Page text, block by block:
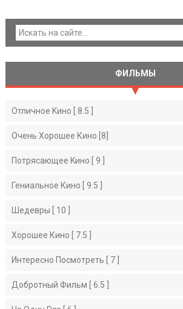
ФИЛЬМЫ
Отличное Kино [ 8.5 ]
Очень Хорошее Кино [8]
Потрясающее Kино [ 9 ]
Гениальное Кино [ 9.5 ]
Шедевры [ 10 ]
Хорошее Кино [ 7.5 ]
Интересно Посмотреть [ 7 ]
Добротный Фильм [ 6.5 ]